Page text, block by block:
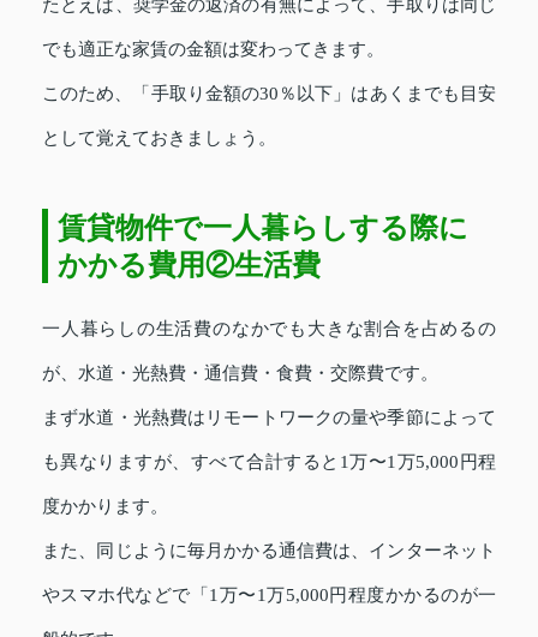
たとえば、奨学金の返済の有無によって、手取りは同じ
でも適正な家賃の金額は変わってきます。
このため、「手取り金額の30％以下」はあくまでも目安
として覚えておきましょう。
賃貸物件で一人暮らしする際に
かかる費用②生活費
一人暮らしの生活費のなかでも大きな割合を占めるの
が、水道・光熱費・通信費・食費・交際費です。
まず水道・光熱費はリモートワークの量や季節によって
も異なりますが、すべて合計すると1万〜1万5,000円程
度かかります。
また、同じように毎月かかる通信費は、インターネット
やスマホ代などで「1万〜1万5,000円程度かかるのが一